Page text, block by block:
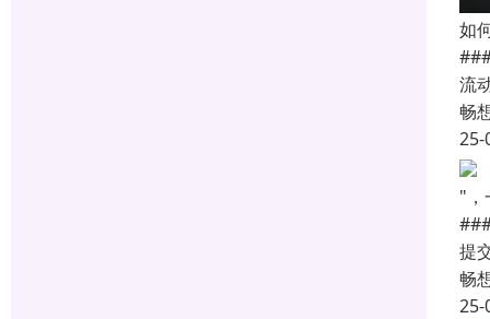
如
流
畅
25-
"，
提
畅
25-